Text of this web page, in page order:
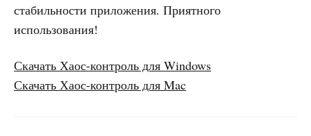
стабильности приложения. Приятного
использования!
Скачать Хаос-контроль для Windows
Скачать Хаос-контроль для Mac